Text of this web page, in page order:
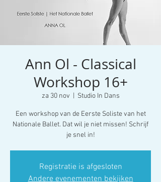
Ann Ol - Classical
Workshop 16+
za 30 nov Studio In Dans
Een workshop van de Eerste Soliste van het
Nationale Ballet. Dat wil je niet missen! Schrijf
je snel in!
Registratie is afgesloten
Andere evenementen bekijken